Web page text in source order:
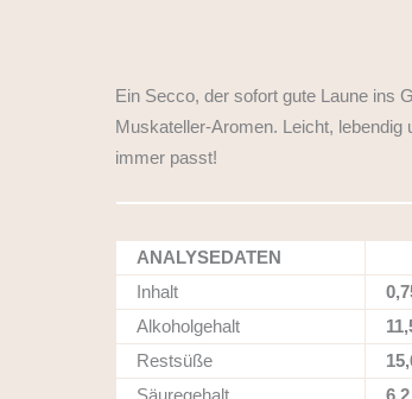
Ein Secco, der sofort gute Laune ins
Muskateller-Aromen. Leicht,
immer passt!
ANALYSEDATEN
Inhalt
Alkoholgehalt
Restsüße
Säuregehalt